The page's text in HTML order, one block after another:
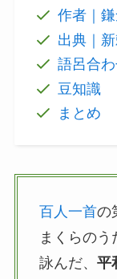
作者｜
出典｜
語呂合
豆知識
まとめ
百人一首の
まくらの
詠んだ、 平